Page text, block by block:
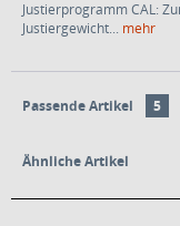
Justierprogramm CAL:
Justiergewicht... mehr
Passende Artikel 5
Ähnliche Artikel